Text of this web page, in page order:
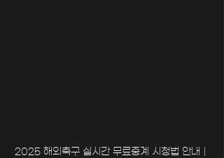
2025 해외축구 실시간 무료중계 시청법 안내｜